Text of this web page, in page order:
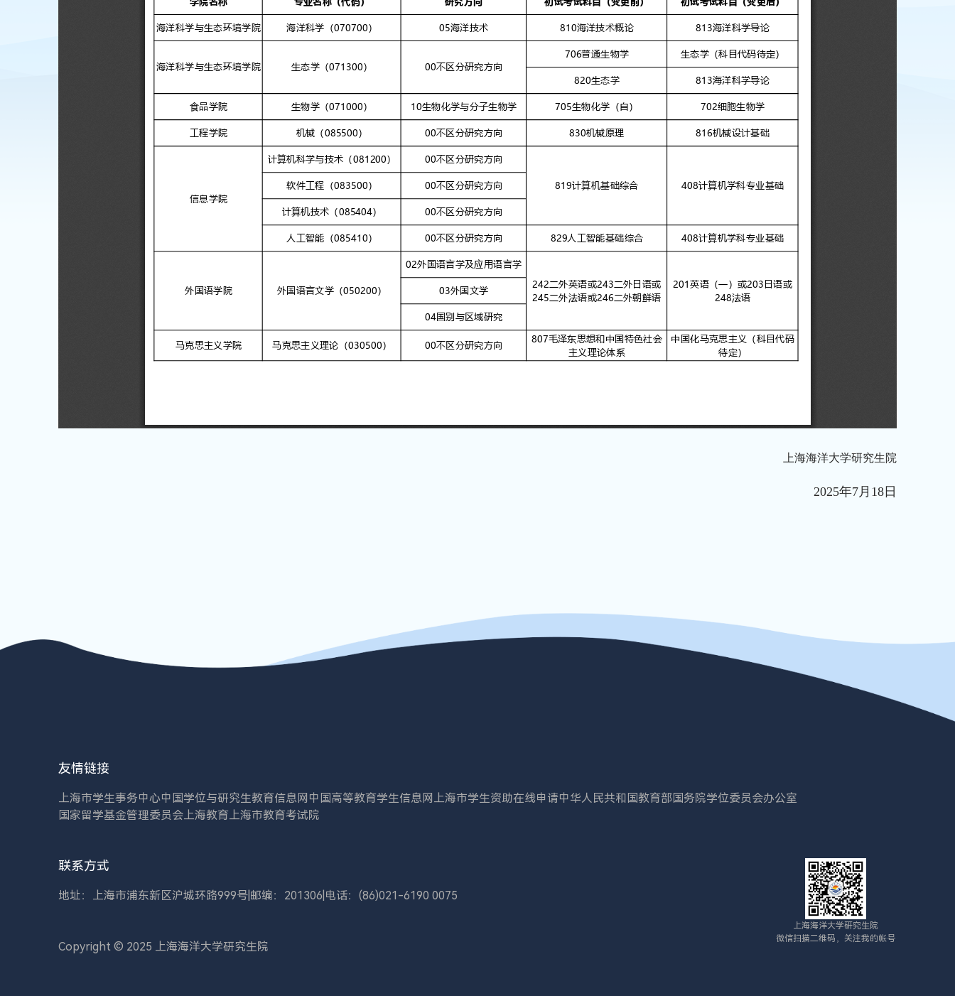
上海海洋大学研究生院
2025年7月18日
友情链接
上海市学生事务中心中国学位与研究生教育信息网 中国高等教育学生信息网 上海市学生资助在线申请中华人民共和国教育部 国务院学位委员会办公室
国家留学基金管理委员会 上海教育 上海市教育考试院
联系方式
地址：上海市浦东新区沪城环路999号 邮编：201306 电话：(86)021-6190 0075
Copyright © 2025 上海海洋大学研究生院
上海海洋大学研究生院
微信扫描二维码，关注我的帐号